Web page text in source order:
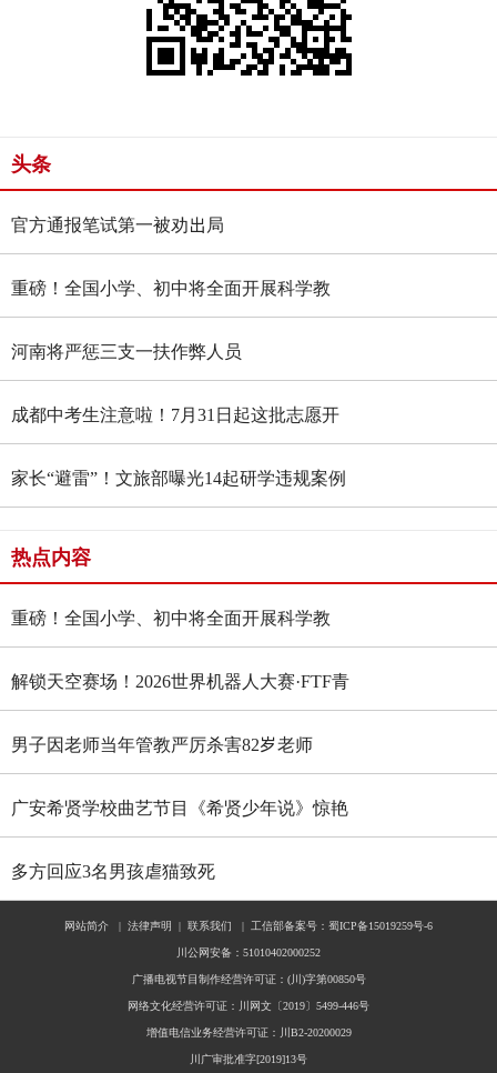
头条
官方通报笔试第一被劝出局
重磅！全国小学、初中将全面开展科学教
育“做中学”领航行动
河南将严惩三支一扶作弊人员
成都中考生注意啦！7月31日起这批志愿开
始征集
家长“避雷”！文旅部曝光14起研学违规案例
→
热点内容
重磅！全国小学、初中将全面开展科学教
育“做中学”领航行动
解锁天空赛场！2026世界机器人大赛·FTF青
少年无人机大赛四川选拔赛燃情启幕
男子因老师当年管教严厉杀害82岁老师
广安希贤学校曲艺节目《希贤少年说》惊艳
全国舞台 斩获国家级殊荣
多方回应3名男孩虐猫致死
网站简介 | 法律声明 | 联系我们 | 工信部备案号：蜀ICP备15019259号-6
川公网安备：51010402000252
广播电视节目制作经营许可证：(川)字第00850号
网络文化经营许可证：川网文〔2019〕5499-446号
增值电信业务经营许可证：川B2-20200029
川广审批准字[2019]13号